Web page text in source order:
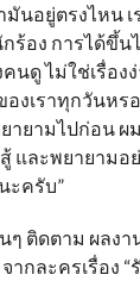
นอยู่ตรงไหน
อง การได้ขึ้น
ดู ไม่ใช่เรื่องง่
งเราทุกวันหร
ายามไปก่อน ผ
และพยายามอ
ะครับ”
ติดตาม ผลงา
ากละครเรื่อง